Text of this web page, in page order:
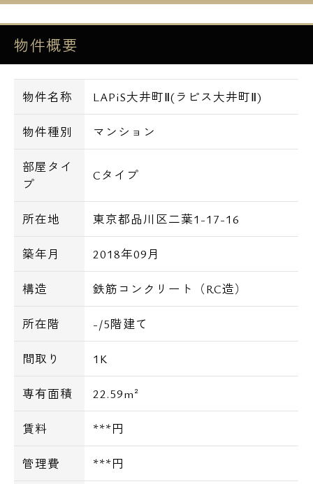
物件概要
物件名称 LAPiS大井町Ⅱ(ラピス大井町Ⅱ)
物件種別 マンション
部屋タイ
プ
Cタイプ
所在地 東京都品川区二葉1-17-16
築年月 2018年09月
構造 鉄筋コンクリート（RC造）
所在階 -/5階建て
間取り 1K
専有面積 22.59m²
賃料 ***円
管理費 ***円